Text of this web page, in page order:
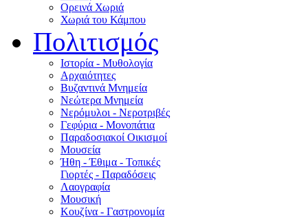
Ορεινά Χωριά
Χωριά του Κάμπου
Πολιτισμός
Ιστορία - Μυθολογία
Αρχαιότητες
Βυζαντινά Μνημεία
Νεώτερα Μνημεία
Νερόμυλοι - Nεροτριβές
Γεφύρια - Μονοπάτια
Παραδοσιακοί Οικισμοί
Μουσεία
Ήθη - Έθιμα - Τοπικές
Γιορτές - Παραδόσεις
Λαογραφία
Μουσική
Κουζίνα - Γαστρονομία